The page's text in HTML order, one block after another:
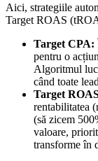
Aici, strategiile
Target ROAS
Target CPA:
pentru o
Algoritmul
când toate
Target
rentabilitatea
(să zicem
valoare,
transforme în